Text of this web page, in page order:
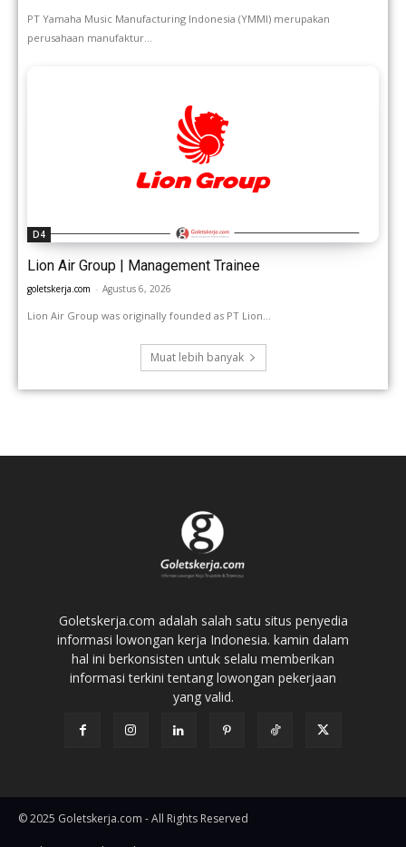
PT Yamaha Music Manufacturing Indonesia (YMMI) merupakan
perusahaan manufaktur...
D4
Lion Air Group | Management Trainee
goletskerja.com - Agustus 6, 2026
Lion Air Group was originally founded as PT Lion...
Muat lebih banyak
Goletskerja.com adalah salah satu situs penyedia
informasi lowongan kerja Indonesia. kamin dalam
hal ini berkonsisten untuk selalu memberikan
informasi terkini tentang lowongan pekerjaan
yang valid.
© 2025 Goletskerja.com - All Rights Reserved